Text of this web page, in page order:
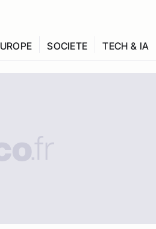
SOCIETE TECH & IA